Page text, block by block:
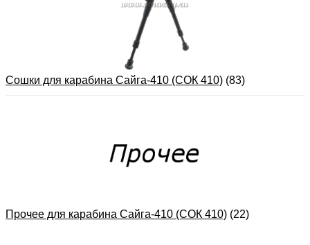
Сошки для карабина Сайга-410 (СОК 410) (83)
Прочее для карабина Сайга-410 (СОК 410) (22)